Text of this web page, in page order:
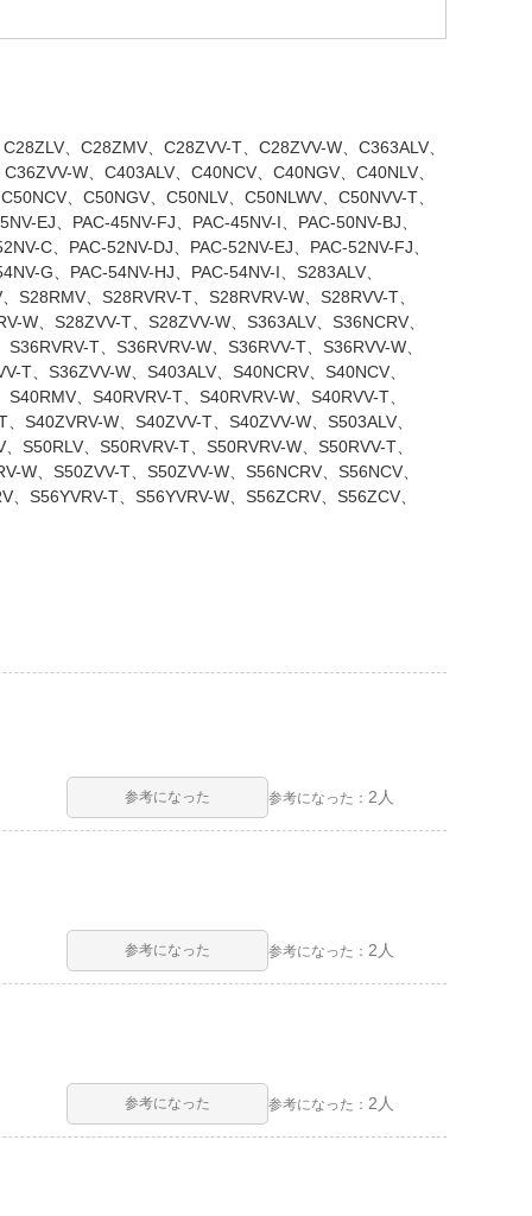
、C28ZMV、C28ZVV-T、C28ZVV-W、C363ALV、
W、C403ALV、C40NCV、C40NGV、C40NLV、
、C50NGV、C50NLV、C50NLWV、C50NVV-T、
EJ、PAC-45NV-FJ、PAC-45NV-I、PAC-50NV-BJ、
C、PAC-52NV-DJ、PAC-52NV-EJ、PAC-52NV-FJ、
G、PAC-54NV-HJ、PAC-54NV-I、S283ALV、
、S28RVRV-T、S28RVRV-W、S28RVV-T、
W、S28ZVV-T、S28ZVV-W、S363ALV、S36NCRV、
T、S36RVRV-W、S36RVV-T、S36RVV-W、
T、S36ZVV-W、S403ALV、S40NCRV、S40NCV、
、S40RVRV-T、S40RVRV-W、S40RVV-T、
S40ZVRV-W、S40ZVV-T、S40ZVV-W、S503ALV、
S50RLV、S50RVRV-T、S50RVRV-W、S50RVV-T、
W、S50ZVV-T、S50ZVV-W、S56NCRV、S56NCV、
S56YVRV-T、S56YVRV-W、S56ZCRV、S56ZCV、
参考になった 参考になった：2人
参考になった 参考になった：2人
参考になった 参考になった：2人